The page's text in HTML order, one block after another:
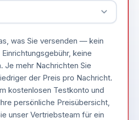
was Sie versenden — kein
keine
Je mehr Nachrichten Sie
der Preis pro Nachricht.
kostenlosen Testkonto und
persönliche Preisübersicht,
unser Vertriebsteam für ein